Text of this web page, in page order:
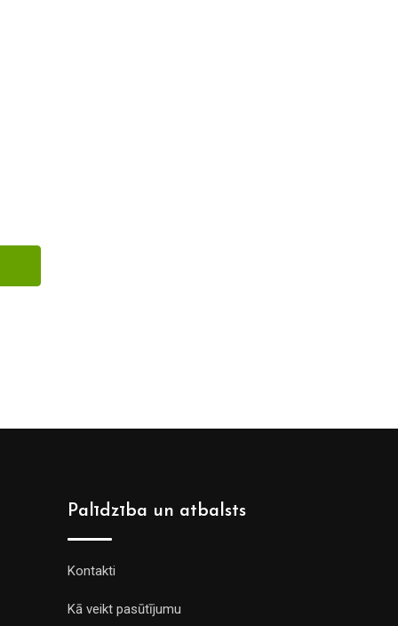
Palīdzība un atbalsts
Kontakti
Kā veikt pasūtījumu